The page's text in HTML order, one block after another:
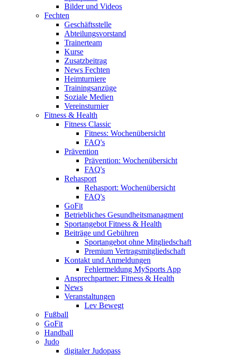
Bilder und Videos
Fechten
Geschäftsstelle
Abteilungsvorstand
Trainerteam
Kurse
Zusatzbeitrag
News Fechten
Heimturniere
Trainingsanzüge
Soziale Medien
Vereinsturnier
Fitness & Health
Fitness Classic
Fitness: Wochenübersicht
FAQ's
Prävention
Prävention: Wochenübersicht
FAQ's
Rehasport
Rehasport: Wochenübersicht
FAQ's
GoFit
Betriebliches Gesundheitsmanagment
Sportangebot Fitness & Health
Beiträge und Gebühren
Sportangebot ohne Mitgliedschaft
Premium Vertragsmitgliedschaft
Kontakt und Anmeldungen
Fehlermeldung MySports App
Ansprechpartner: Fitness & Health
News
Veranstaltungen
Lev Bewegt
Fußball
GoFit
Handball
Judo
digitaler Judopass